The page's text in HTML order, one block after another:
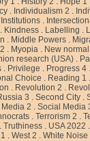
. Individualism 2 .
Institutions .
. Kindness . Labelling .
. Middle Powers .
. Myopia . New normal
research (USA) .
. Privilege . Progress 4
Choice . Reading 1 .
. Revolution 2 .
3 .Second City .
2 .Social Media
.Terrorism 2 .
.Truthiness . USA 2022
.West 2 .White Noise